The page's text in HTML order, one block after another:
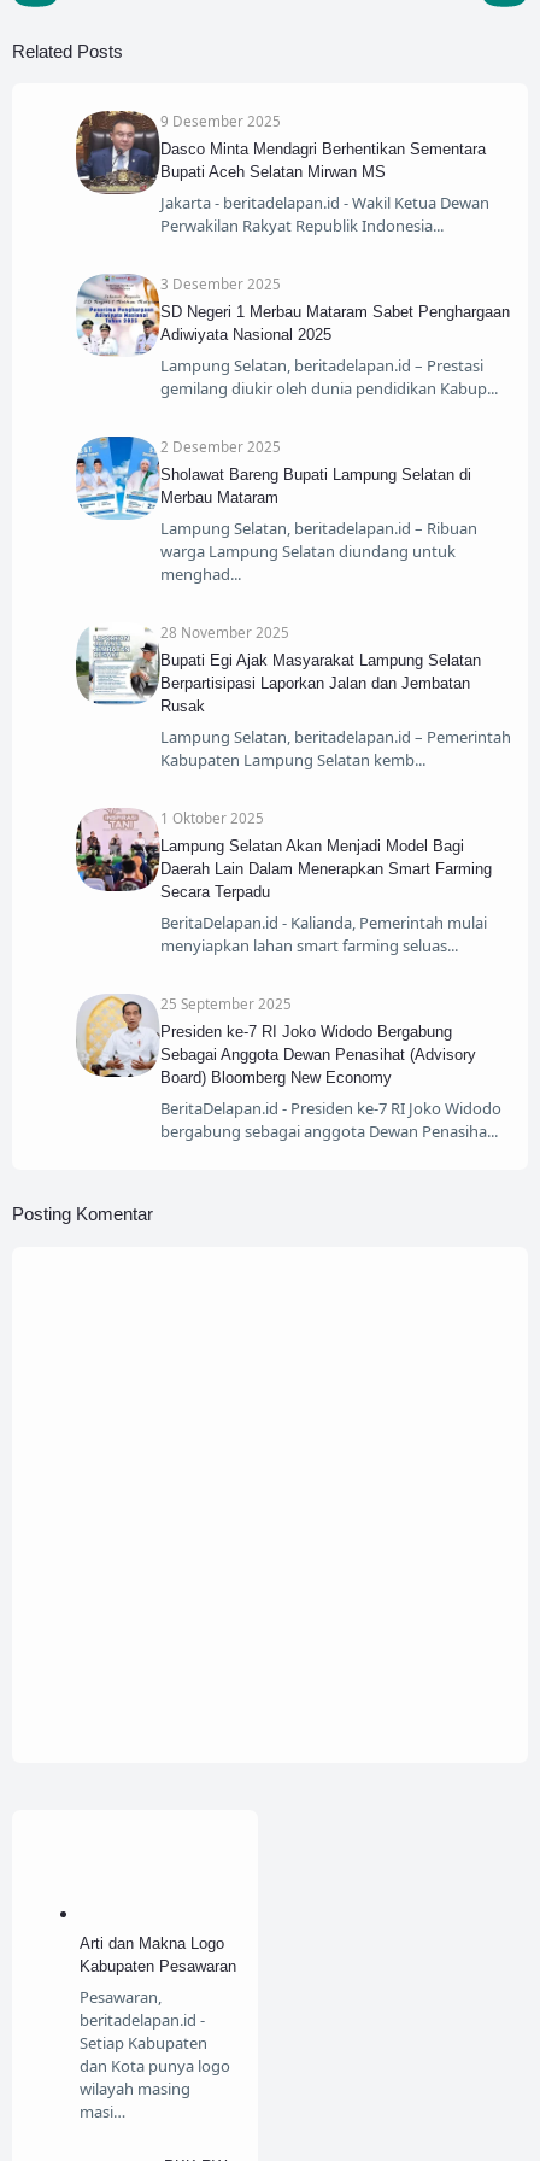
Related Posts
9 Desember 2025
Dasco Minta Mendagri Berhentikan Sementara
Bupati Aceh Selatan Mirwan MS
Jakarta - beritadelapan.id - Wakil Ketua Dewan
Perwakilan Rakyat Republik Indonesia
3 Desember 2025
SD Negeri 1 Merbau Mataram Sabet Penghargaan
Adiwiyata Nasional 2025
Lampung Selatan, beritadelapan.id – Prestasi
gemilang diukir oleh dunia pendidikan Kabup
2 Desember 2025
Sholawat Bareng Bupati Lampung Selatan di
Merbau Mataram
​Lampung Selatan, beritadelapan.id – Ribuan
warga Lampung Selatan diundang untuk
menghad
28 November 2025
Bupati Egi Ajak Masyarakat Lampung Selatan
Berpartisipasi Laporkan Jalan dan Jembatan
Rusak
​Lampung Selatan, beritadelapan.id – Pemerintah
Kabupaten Lampung Selatan kemb
1 Oktober 2025
Lampung Selatan Akan Menjadi Model Bagi
Daerah Lain Dalam Menerapkan Smart Farming
Secara Terpadu
BeritaDelapan.id - Kalianda, Pemerintah mulai
menyiapkan lahan smart farming seluas
25 September 2025
Presiden ke-7 RI Joko Widodo Bergabung
Sebagai Anggota Dewan Penasihat (Advisory
Board) Bloomberg New Economy
BeritaDelapan.id - Presiden ke-7 RI Joko Widodo
bergabung sebagai anggota Dewan Penasiha
Posting Komentar
Arti dan Makna Logo
Kabupaten Pesawaran
Pesawaran,
beritadelapan.id -
Setiap Kabupaten
dan Kota punya logo
wilayah masing
masi…